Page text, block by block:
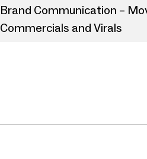
Brand Communication –
Commercials and Virals